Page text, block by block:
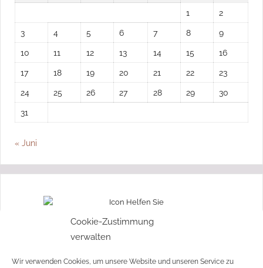
Cookie-Zustimmung
verwalten
Wir verwenden Cookies, um unsere Website und unseren Service zu
1
2
3
4 5 6 7 8
9
10
11 12 13 14 15
16
17
18 19 20 21 22
23
24
25 26 27 28 29
30
31
« Juni
„Ohne Moos nix los“
Wir freuen uns über jede Spende!
Jetzt spenden!